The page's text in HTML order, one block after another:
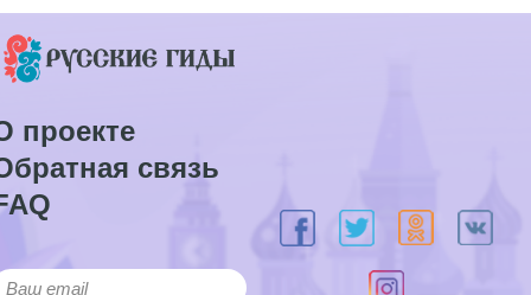
проекте
связь